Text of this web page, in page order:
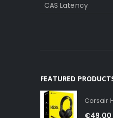
CAS Latency
FEATURED
€49.00